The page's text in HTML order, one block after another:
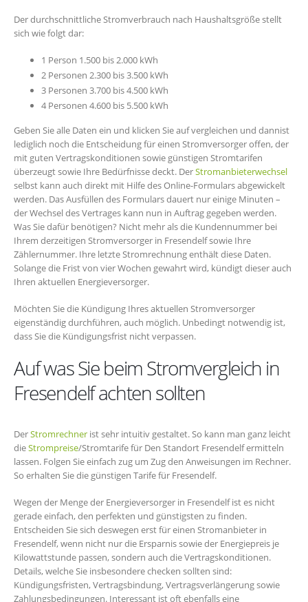
Der durchschnittliche Stromverbrauch nach Haushaltsgröße stellt
sich wie folgt dar:
1 Person 1.500 bis 2.000 kWh
2 Personen 2.300 bis 3.500 kWh
3 Personen 3.700 bis 4.500 kWh
4 Personen 4.600 bis 5.500 kWh
Geben Sie alle Daten ein und klicken Sie auf vergleichen und dannist
lediglich noch die Entscheidung für einen Stromversorger offen, der
mit guten Vertragskonditionen sowie günstigen Stromtarifen
überzeugt sowie Ihre Bedürfnisse deckt. DerStromanbieterwechsel
selbst kann auch direkt mit Hilfe des Online-Formulars abgewickelt
werden. Das Ausfüllen des Formulars dauert nur einige Minuten –
der Wechsel des Vertrages kann nun in Auftrag gegeben werden.
Was Sie dafür benötigen? Nicht mehr als die Kundennummer bei
Ihrem derzeitigen Stromversorger in Fresendelf sowie Ihre
Zählernummer. Ihre letzte Stromrechnung enthält diese Daten.
Solange die Frist von vier Wochen gewahrt wird, kündigt dieser auch
Ihren aktuellen Energieversorger.
Möchten Sie die Kündigung Ihres aktuellen Stromversorger
eigenständig durchführen, auch möglich. Unbedingt notwendig ist,
dass Sie die Kündigungsfrist nicht verpassen.
Auf was Sie beim Stromvergleich in
Fresendelf achten sollten
DerStromrechner ist sehr intuitiv gestaltet. So kann man ganz leicht
dieStrompreise/Stromtarife für Den Standort Fresendelf ermitteln
lassen. Folgen Sie einfach zug um Zug den Anweisungen im Rechner.
So erhalten Sie die günstigen Tarife für Fresendelf.
Wegen der Menge der Energieversorger in Fresendelf ist es nicht
gerade einfach, den perfekten und günstigsten zu finden.
Entscheiden Sie sich deswegen erst für einen Stromanbieter in
Fresendelf, wenn nicht nur die Ersparnis sowie der Energiepreis je
Kilowattstunde passen, sondern auch die Vertragskonditionen.
Details, welche Sie insbesondere checken sollten sind:
Kündigungsfristen, Vertragsbindung, Vertragsverlängerung sowie
Zahlungsbedingungen. Interessant ist oft ebenfalls eine